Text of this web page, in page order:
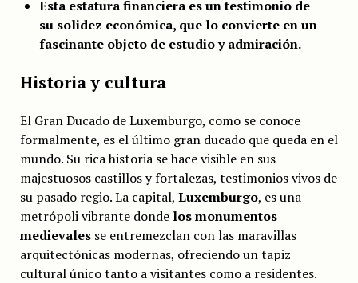
Esta estatura financiera es un testimonio de
su solidez económica, que lo convierte en un
fascinante objeto de estudio y admiración.
Historia y cultura
El Gran Ducado de Luxemburgo, como se conoce
formalmente, es el último gran ducado que queda en el
mundo. Su rica historia se hace visible en sus
majestuosos castillos y fortalezas, testimonios vivos de
su pasado regio. La capital, Luxemburgo, es una
metrópoli vibrante donde los monumentos
medievalesse entremezclan con las maravillas
arquitectónicas modernas, ofreciendo un tapiz
cultural único tanto a visitantes como a residentes.